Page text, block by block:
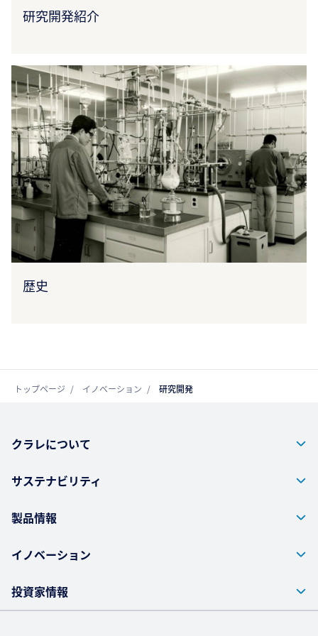
研究開発紹介
歴史
トップページ イノベーション 研究開発
クラレについて
サステナビリティ
製品情報
イノベーション
投資家情報